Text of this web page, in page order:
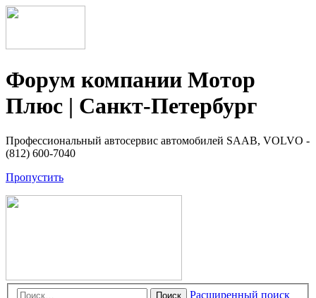
Форум компании Мотор
Плюс | Санкт-Петербург
Профессиональный автосервис автомобилей SAAB, VOLVO -
(812) 600-7040
Пропустить
Поиск Расширенный поиск